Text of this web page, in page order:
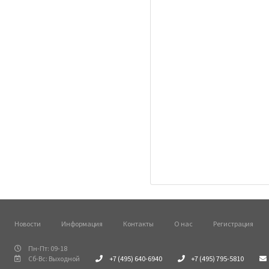
Новости Информация Контакты О нас Регистрация
Пн-Пт: 09-18
Сб-Вс: Выходной
+7 (495) 640-6940 +7 (495) 795-5810